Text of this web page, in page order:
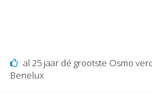
al 25 jaar dé grootste Osmo
Benelux